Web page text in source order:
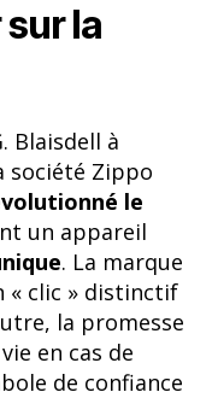
la
Blaisdell à
société Zippo
le
un appareil
. La marque
« clic » distinctif
la promesse
en cas de
de confiance